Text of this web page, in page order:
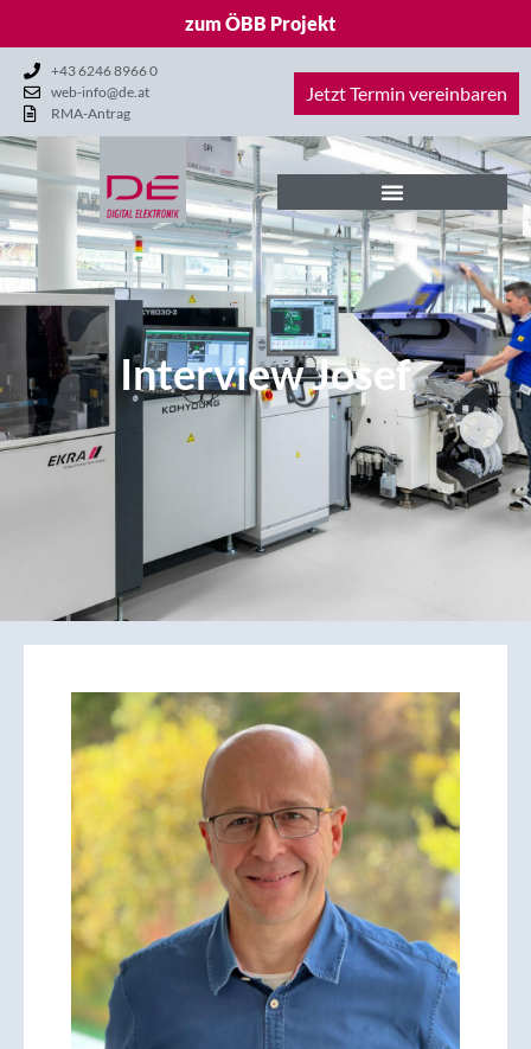
zum ÖBB Projekt
+43 6246 8966 0
web-info@de.at
RMA-Antrag
Jetzt Termin vereinbaren
Interview Josef